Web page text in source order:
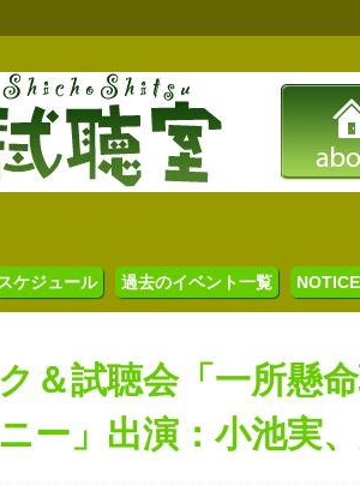
スケジュール 過去のイベント一覧
ク＆試聴会「一所懸
ー」出演：小池実